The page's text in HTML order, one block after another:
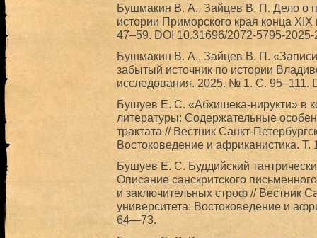
Бушмакин В. А., Зайцев В. П. Дело о
истории Приморского края конца
47–59. DOI 10.31696/2072-5795-2025-
Бушмакин В. А., Зайцев В. П.
забытый источник по истории
исследования. 2025. № 1. С. 95–111.
Бушуев Е. С. «Абхишека-нирукти» в
литературы: Содержательные
трактата // Вестник Санкт-
Востоковедение и африканистика.
Бушуев Е. С. Буддийский
Описание санскритского
и заключительных строф // Вестник
университета: Востоковедение и
64—73.